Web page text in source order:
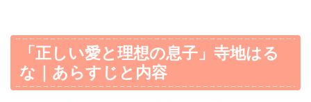
「正しい愛と理想の息子」寺地はる
な｜あらすじと内容